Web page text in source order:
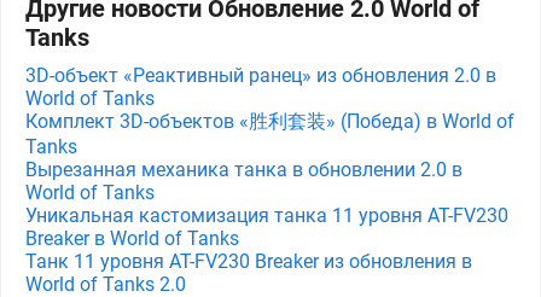
Другие новости Обновление 2.0 World of
Tanks
3D-объект «Реактивный ранец» из обновления 2.0 в
World of Tanks
Комплект 3D-объектов «胜利套装» (Победа) в World of
Tanks
Вырезанная механика танка в обновлении 2.0 в
World of Tanks
Уникальная кастомизация танка 11 уровня AT-FV230
Breaker в World of Tanks
Танк 11 уровня AT-FV230 Breaker из обновления в
World of Tanks 2.0